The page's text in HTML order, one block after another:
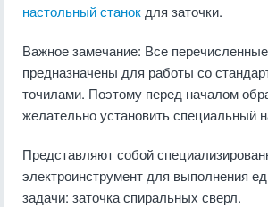
настольный станок для заточки.
Важное замечание: Все
предназначены для работы со
точилами. Поэтому перед началом
желательно установить специальный
Представляют собой
электроинструмент для выполнения
задачи: заточка спиральных сверл.